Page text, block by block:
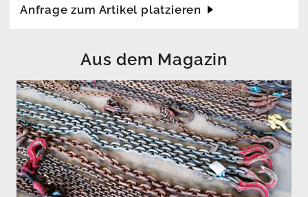
Anfrage zum Artikel platzieren
Aus dem Magazin